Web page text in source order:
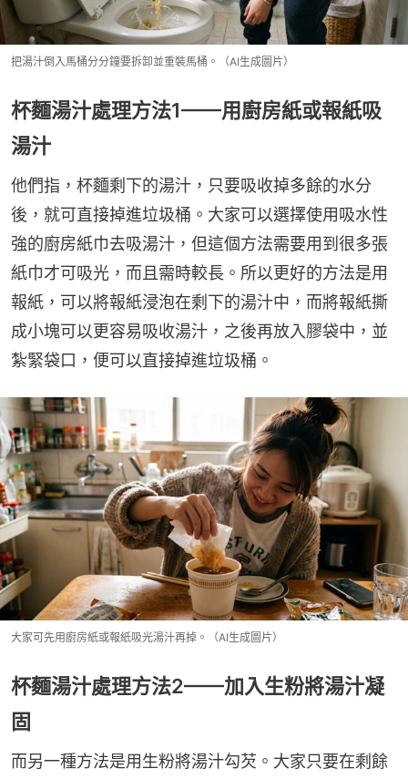
把湯汁倒入馬桶分分鐘要拆卸並重裝馬桶。（AI生成圖片）
杯麵湯汁處理方法1——用廚房紙或報紙吸
湯汁
他們指，杯麵剩下的湯汁，只要吸收掉多餘的水分
後，就可直接掉進垃圾桶。大家可以選擇使用吸水性
強的廚房紙巾去吸湯汁，但這個方法需要用到很多張
紙巾才可吸光，而且需時較長。所以更好的方法是用
報紙，可以將報紙浸泡在剩下的湯汁中，而將報紙撕
成小塊可以更容易吸收湯汁，之後再放入膠袋中，並
紮緊袋口，便可以直接掉進垃圾桶。
大家可先用廚房紙或報紙吸光湯汁再掉。（AI生成圖片）
杯麵湯汁處理方法2——加入生粉將湯汁凝
固
而另一種方法是用生粉將湯汁勾芡。大家只要在剩餘